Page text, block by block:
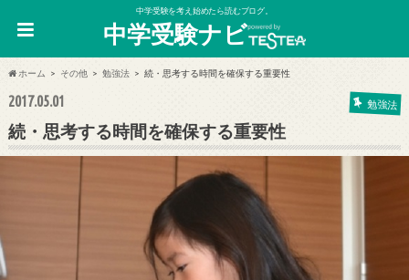
中学受験を考え始めたら読むブログ。
中学受験ナビ
ホーム その他 勉強法 続・思考する時間を確保する重要性
2017.05.01 勉強法
続・思考する時間を確保する重要性